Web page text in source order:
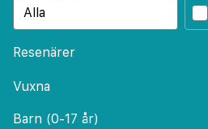
Resenärer
Vuxna
Barn (0-17 år)